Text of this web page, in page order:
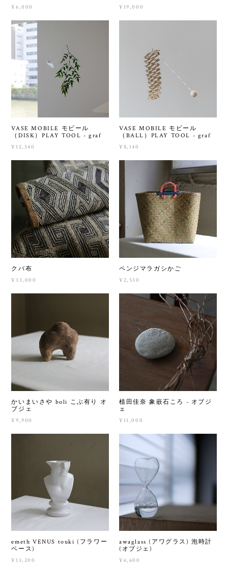
¥6,000 ¥19,000
VASE MOBILE モビール
（DISK）PLAY TOOL - graf
¥12,540
VASE MOBILE モビール
（BALL）PLAY TOOL - graf
¥8,140
クバ布
¥33,000
ペンジマラガシかご
¥2,530
かいまいさや boli こぶ有り オ
ブジェ
¥9,900
植田佳奈 象嵌石ころ - オブジ
ェ
¥11,000
emeth VENUS touki (フラワー
ベース)
¥13,200
awaglass (アワグラス) 泡時計
(オブジェ)
¥6,600